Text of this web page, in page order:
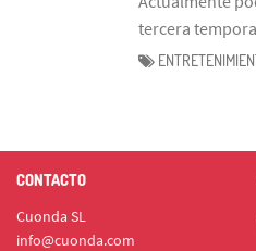
tercera
CONTACTO
Cuonda SL
info@cuonda.com